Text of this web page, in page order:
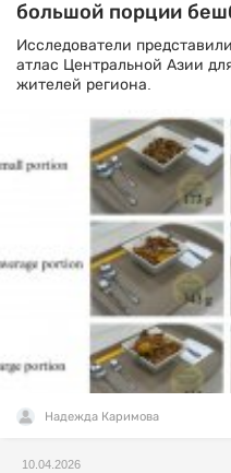
большой порции
Исследователи
атлас Центральной Азии
жителей региона.
Надежда Каримова
10.04.2026